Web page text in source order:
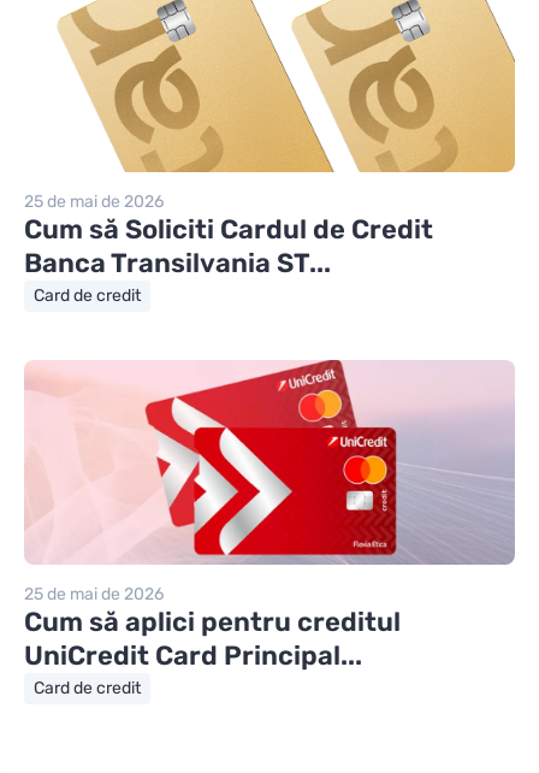
25 de mai de 2026
Cum să Soliciti Cardul de Credit
Banca Transilvania ST...
Card de credit
25 de mai de 2026
Cum să aplici pentru creditul
UniCredit Card Principal...
Card de credit